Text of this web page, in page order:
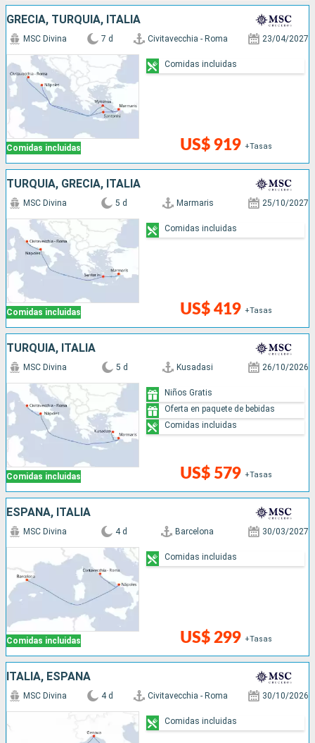
GRECIA, TURQUÍA, ITALIA
Comidas incluidas
MSC Divina 7 d Civitavecchia - Roma 23/04/2027
US$ 919 +Tasas
Comidas incluidas
TURQUÍA, GRECIA, ITALIA
Comidas incluidas
MSC Divina 5 d Marmaris 25/10/2027
US$ 419 +Tasas
Comidas incluidas
TURQUÍA, ITALIA
Comidas incluidas
MSC Divina 5 d Kusadasi 26/10/2026
US$ 579 +Tasas
Niños Gratis
Oferta en paquete de bebidas
Comidas incluidas
ESPAÑA, ITALIA
Comidas incluidas
MSC Divina 4 d Barcelona 30/03/2027
US$ 299 +Tasas
Comidas incluidas
ITALIA, ESPAÑA
MSC Divina 4 d Civitavecchia - Roma 30/10/2026
Comidas incluidas